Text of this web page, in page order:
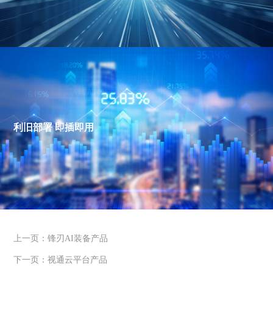
利旧部署 即插即用
上一页：锋刃AI装备产品
下一页：视通云平台产品